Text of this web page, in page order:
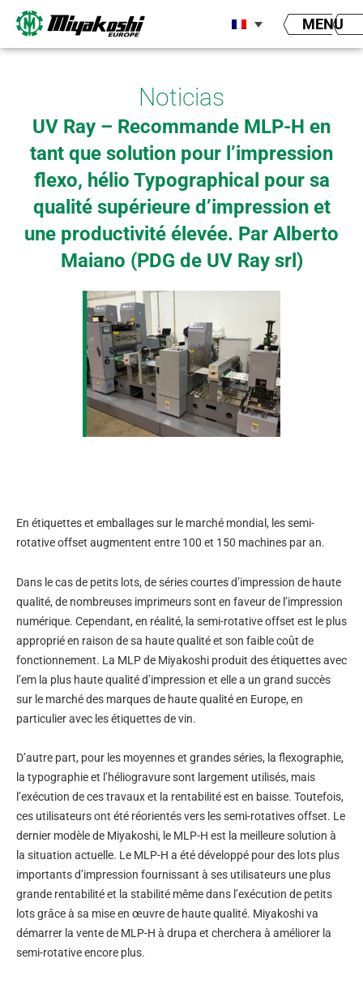
contenu
MENU
Noticias
UV Ray – Recommande MLP-H en
tant que solution pour l’impression
flexo, hélio Typographical pour sa
qualité supérieure d’impression et
une productivité élevée. Par Alberto
Maiano (PDG de UV Ray srl)
En étiquettes et emballages sur le marché mondial, les semi-
rotative offset augmentent entre 100 et 150 machines par an.
Dans le cas de petits lots, de séries courtes d’impression de haute
qualité, de nombreuses imprimeurs sont en faveur de l’impression
numérique. Cependant, en réalité, la semi-rotative offset est le plus
approprié en raison de sa haute qualité et son faible coût de
fonctionnement. La MLP de Miyakoshi produit des étiquettes avec
l’em la plus haute qualité d’impression et elle a un grand succès
sur le marché des marques de haute qualité en Europe, en
particulier avec les étiquettes de vin.
D’autre part, pour les moyennes et grandes séries, la flexographie,
la typographie et l’héliogravure sont largement utilisés, mais
l’exécution de ces travaux et la rentabilité est en baisse. Toutefois,
ces utilisateurs ont été réorientés vers les semi-rotatives offset. Le
dernier modèle de Miyakoshi, le MLP-H est la meilleure solution à
la situation actuelle. Le MLP-H a été développé pour des lots plus
importants d’impression fournissant à ses utilisateurs une plus
grande rentabilité et la stabilité même dans l’exécution de petits
lots grâce à sa mise en œuvre de haute qualité. Miyakoshi va
démarrer la vente de MLP-H à drupa et cherchera à améliorer la
semi-rotative encore plus.